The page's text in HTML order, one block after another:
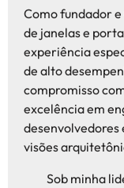
Como fundador
de janelas e
experiência
de alto
compromisso
excelência em
desenvolvedores
visões
Sob minha